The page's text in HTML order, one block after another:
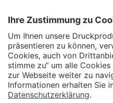
71522 Backnang
Tel.: +49 (0) 711 995 982 - 20
Fax: +49 (0) 711 995 982 - 21
SOCIAL MEDIA